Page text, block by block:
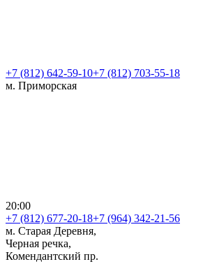
+7 (812) 642-59-10+7 (812) 703-55-18
м. Приморская
20:00
+7 (812) 677-20-18+7 (964) 342-21-56
м. Старая Деревня,
Черная речка,
Комендантский пр.